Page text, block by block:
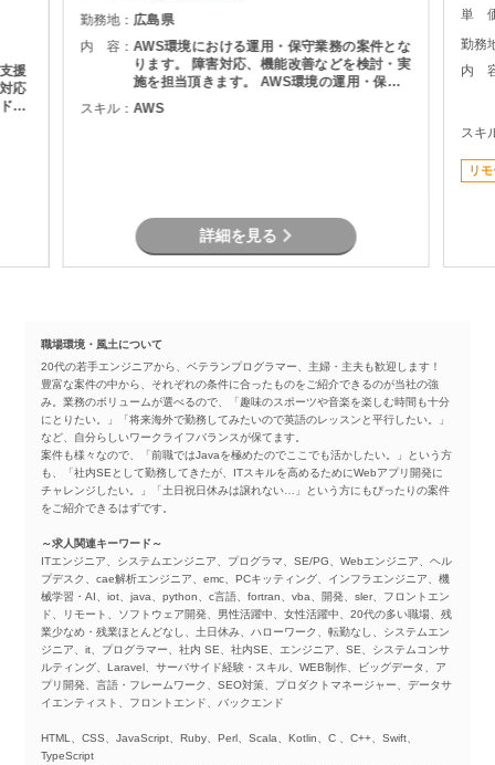
援
応
キ
勤務地： 広島県
内 容：AWS環境における運用・保守業務の案件とな
ります。 障害対応、機能改善などを検討・実
施を担当頂きます。 AWS環境の運用・保守
障害調査 マニュアル作成
スキル：AWS
詳細を見る
単
勤務
内
スキ
リ
職場環境・風土について
20代の若手エンジニアから、ベテランプログラマー、主婦・主夫も歓迎します！
豊富な案件の中から、それぞれの条件に合ったものをご紹介できるのが当社の強
み。業務のボリュームが選べるので、「趣味のスポーツや音楽を楽しむ時間も十分
にとりたい。」「将来海外で勤務してみたいので英語のレッスンと平行したい。」
など、自分らしいワークライフバランスが保てます。
案件も様々なので、「前職ではJavaを極めたのでここでも活かしたい。」という方
も、「社内SEとして勤務してきたが、ITスキルを高めるためにWebアプリ開発に
チャレンジしたい。」「土日祝日休みは譲れない…」という方にもぴったりの案件
をご紹介できるはずです。
～求人関連キーワード～
ITエンジニア、システムエンジニア、プログラマ、SE/PG、Webエンジニア、ヘル
プデスク、cae解析エンジニア、emc、PCキッティング、インフラエンジニア、機
械学習・AI、iot、java、python、c言語、fortran、vba、開発、sler、フロントエン
ド、リモート、ソフトウェア開発、男性活躍中、女性活躍中、20代の多い職場、残
業少なめ・残業ほとんどなし、土日休み、ハローワーク、転勤なし、システムエン
ジニア、it、プログラマー、社内 SE、社内SE、エンジニア、SE、システムコンサ
ルティング、Laravel、サーバサイド経験・スキル、WEB制作、ビッグデータ、ア
プリ開発、言語・フレームワーク、SEO対策、プロダクトマネージャー、データサ
イエンティスト、フロントエンド、バックエンド
HTML、CSS、JavaScript、Ruby、Perl、Scala、Kotlin、C 、C++、Swift、
TypeScript